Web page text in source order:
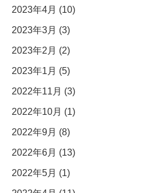
2023年4月 (10)
2023年3月 (3)
2023年2月 (2)
2023年1月 (5)
2022年11月 (3)
2022年10月 (1)
2022年9月 (8)
2022年6月 (13)
2022年5月 (1)